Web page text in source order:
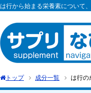
は行から始まる栄養素について
トップ 成分一覧 は行の